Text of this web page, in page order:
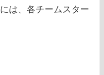
は、各チームスター